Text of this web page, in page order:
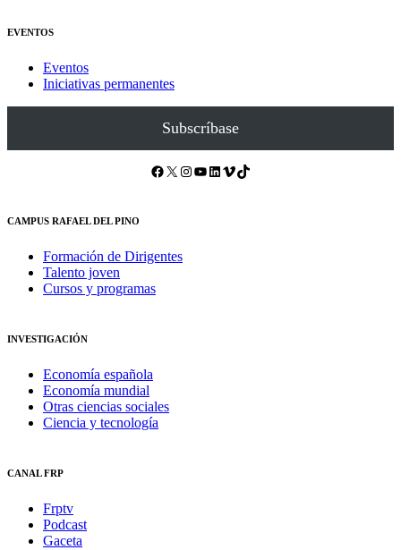
EVENTOS
Eventos
Iniciativas permanentes
Subscríbase
Facebook X Instagram YouTube LinkedIn Vimeo TikTok
CAMPUS RAFAEL DEL PINO
Formación de Dirigentes
Talento joven
Cursos y programas
INVESTIGACIÓN
Economía española
Economía mundial
Otras ciencias sociales
Ciencia y tecnología
CANAL FRP
Frptv
Podcast
Gaceta